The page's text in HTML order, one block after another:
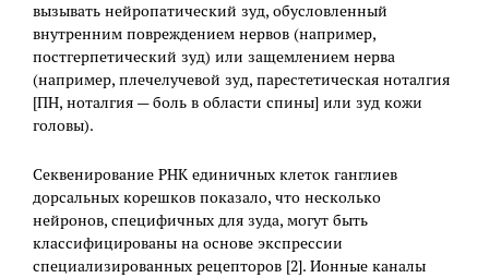
вызывать нейропатический зуд, обусловленный
внутренним повреждением нервов (например,
постгерпетический зуд) или защемлением нерва
(например, плечелучевой зуд, парестетическая ноталгия
[ПН, ноталгия — боль в области спины] или зуд кожи
головы).
Секвенирование РНК единичных клеток ганглиев
дорсальных корешков показало, что несколько
нейронов, специфичных для зуда, могут быть
классифицированы на основе экспрессии
специализированных рецепторов [2]. Ионные каналы